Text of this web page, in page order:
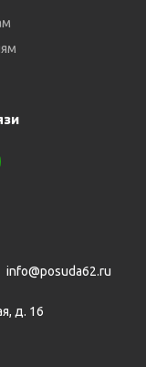
info@posuda62.ru
д. 16